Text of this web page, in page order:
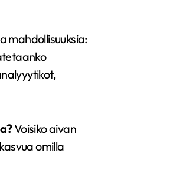
mahdollisuuksia:
Voisiko aivan
omilla